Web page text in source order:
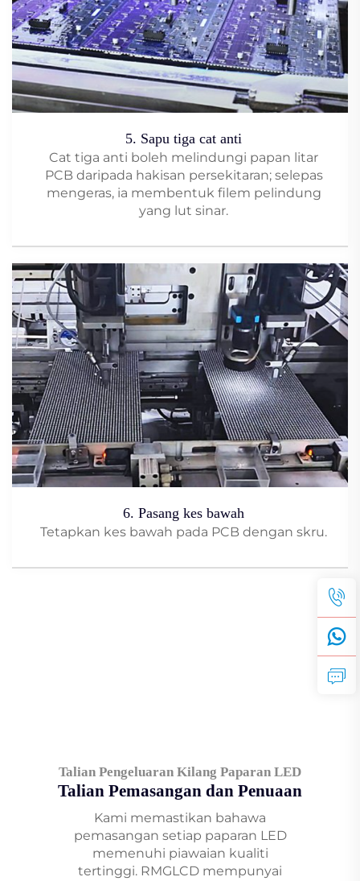
5. Sapu tiga cat anti
Cat tiga anti boleh melindungi papan litar
PCB daripada hakisan persekitaran; selepas
mengeras, ia membentuk filem pelindung
yang lut sinar.
6. Pasang kes bawah
Tetapkan kes bawah pada PCB dengan skru.
Talian Pengeluaran Kilang Paparan LED
Talian Pemasangan dan Penuaan
Kami memastikan bahawa
pemasangan setiap paparan LED
memenuhi piawaian kualiti
tertinggi. RMGLCD mempunyai